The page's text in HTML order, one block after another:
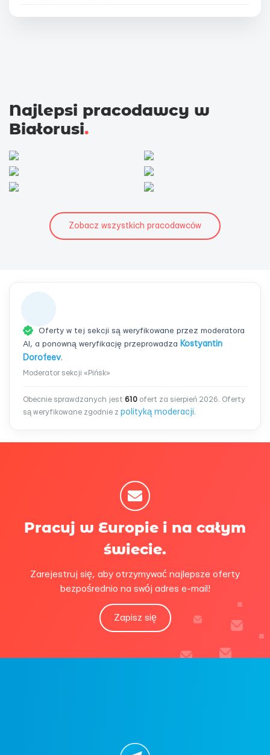
Najlepsi pracodawcy w
Białorusi.
Zobacz wszystkich pracodawców
Oferty w tej sekcji są weryfikowane przez moderatora
AI, a ponowną weryfikację przeprowadza Kostyantin
Dorofeev.
Moderator sekcji «Pińsk»
Obecnie sprawdzanych jest 610 ofert za sierpień 2026. Oferty
są weryfikowane zgodnie z polityką moderacji.
Pracuj w Europie i na całym
świecie.
Zarejestruj się, aby otrzymywać najlepsze oferty
bezpośrednio na swój adres e-mail!
Zapisz się